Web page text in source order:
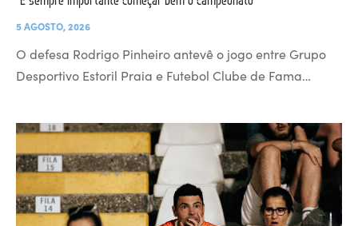
5 AGOSTO, 2026
O defesa Rodrigo Pinheiro antevê o jogo entre Grupo
Desportivo Estoril Praia e Futebol Clube de Fama…